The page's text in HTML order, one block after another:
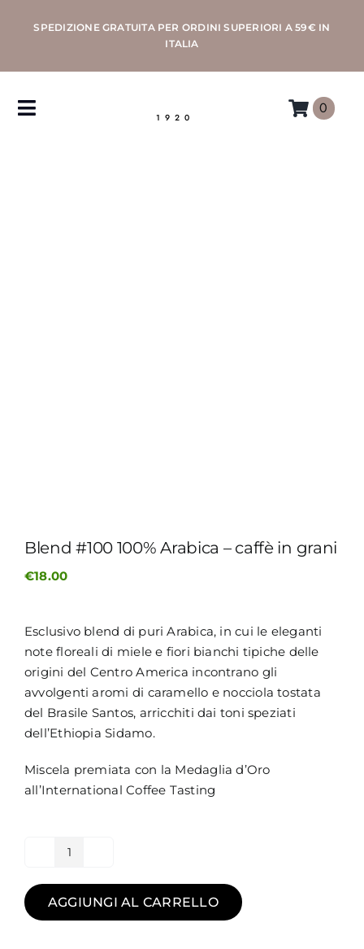
SPEDIZIONE GRATUITA PER ORDINI SUPERIORI A 59€ IN
ITALIA
1920
Toggle
0
Blend #100 100% Arabica – caffè in grani
€18.00
Esclusivo blend di puri Arabica, in cui le eleganti
note floreali di miele e fiori bianchi tipiche delle
origini del Centro America incontrano gli
avvolgenti aromi di caramello e nocciola tostata
del Brasile Santos, arricchiti dai toni speziati
dell’Ethiopia Sidamo.
Miscela premiata con la Medaglia d’Oro
all’International Coffee Tasting
Blend
#100
100%
Arabica
AGGIUNGI AL CARRELLO